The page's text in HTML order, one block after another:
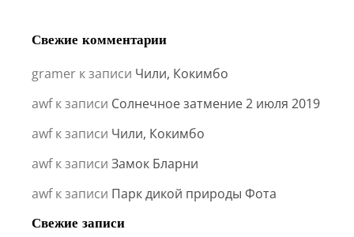
Свежие комментарии
gramer к записи Чили, Кокимбо
awfк записи Солнечное затмение 2 июля 2019
awfк записи Чили, Кокимбо
awfк записи Замок Бларни
awfк записи Парк дикой природы Фота
Свежие записи